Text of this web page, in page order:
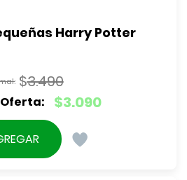
Harry Potter
$3.490
El
precio
original
$3.090
El
precio
actual